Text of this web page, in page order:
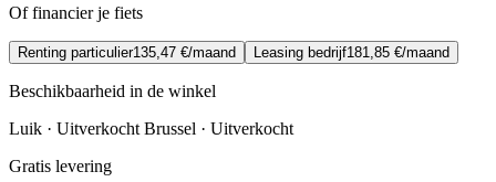
Of financier je fiets
Renting particulier135,47 €/maand Leasing bedrijf181,85 €/maand
Beschikbaarheid in de winkel
Luik · Uitverkocht Brussel · Uitverkocht
Gratis levering